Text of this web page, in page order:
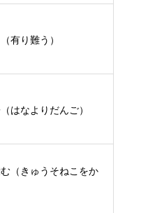
有り難う）
はなよりだんご）
（きゅうそねこをか